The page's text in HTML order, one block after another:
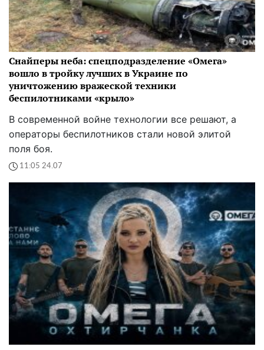
Снайперы неба: спецподразделение «Омега»
вошло в тройку лучших в Украине по
уничтожению вражеской техники
беспилотниками «крыло»
В современной войне технологии все решают, а
операторы беспилотников стали новой элитой
поля боя.
11:05 24.07